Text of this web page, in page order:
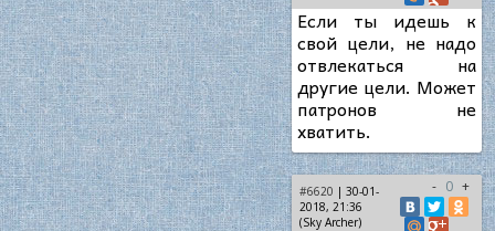
Если ты идешь к
свой цели, не надо
отвлекаться на
другие цели. Может
патронов не
хватить.
#6620 | 30-01-
2018, 21:36
(Sky Archer)
- 0 +